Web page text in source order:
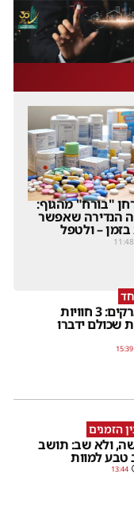
"בורח" מהגוף:
הנדירה שאפשר
– ולטפל
11:48
לא רק פארקים: 3 חוויות
שכולם ידברו
15:39
הזמנים
ולא שב: תושב
טבע למוות
13:44